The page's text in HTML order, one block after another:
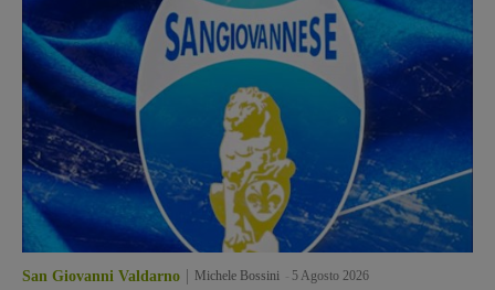
San Giovanni Valdarno Michele Bossini 5 Agosto 2026